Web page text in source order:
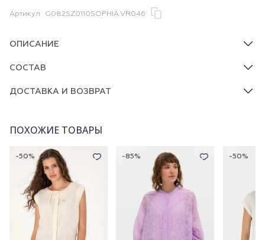
Артикул G082SZ0110SOPHIA.VR046
ОПИСАНИЕ
СОСТАВ
ДОСТАВКА И ВОЗВРАТ
ПОХОЖИЕ ТОВАРЫ
-50% -85% -50%